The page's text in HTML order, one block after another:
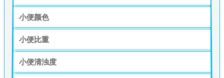
小便颜色
小便比重
小便清浊度